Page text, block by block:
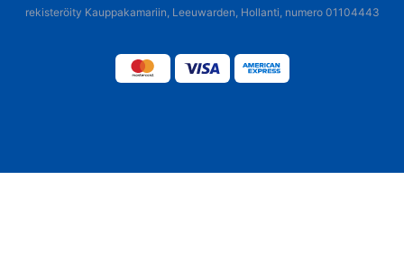
rekisteröity Kauppakamariin, Leeuwarden, Hollanti, numero 01104443